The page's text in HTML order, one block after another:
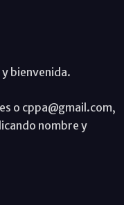
bienvenida.
o cppa@gmail.com,
nombre y